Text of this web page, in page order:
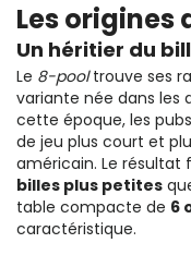
Les
Un héritier du
Le 8-pooltrouve ses
variante née dans les
cette époque, les
de jeu plus court et
américain. Le résultat
billes plus petites
table compacte de 6
caractéristique.